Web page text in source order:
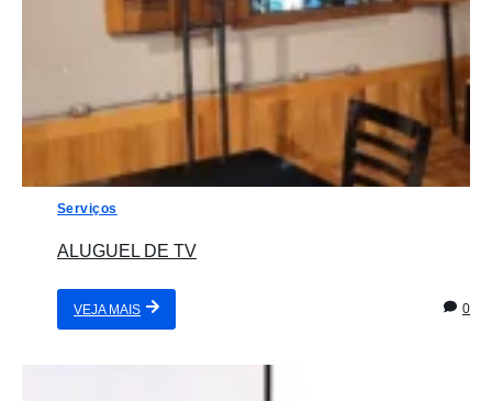
Serviços
ALUGUEL DE TV
VEJA MAIS 0